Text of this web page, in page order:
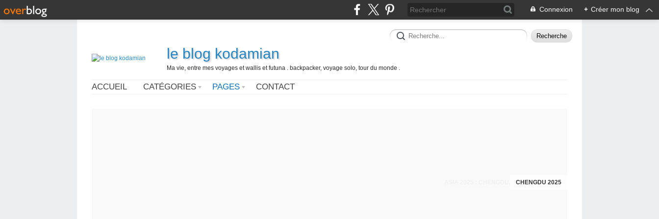
Connexion + Créer mon blog
le blog kodamian
Ma vie, entre mes voyages et wallis et futuna . backpacker, voyage solo, tour du monde .
ACCUEIL CATÉGORIES PAGES CONTACT
CHENGDU 2025